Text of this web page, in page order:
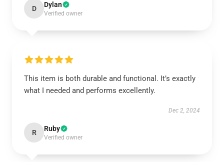
D Dylan
Verified owner
This item is both durable and functional. It’s exactly
what I needed and performs excellently.
Dec 2, 2024
R Ruby
Verified owner